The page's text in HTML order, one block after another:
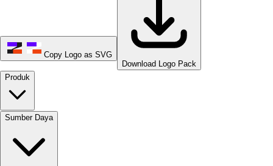
Copy Logo as SVG
Download Logo Pack
Produk
Sumber Daya